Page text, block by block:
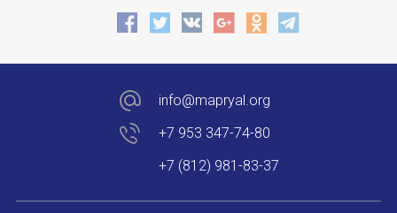
Международный образовательно-
Форум в Гаване «Русская литература в
Мобильное приложение TORFL GO
БИБЛИОТЕКА МАПРЯЛ
+7 953 347-74-80
info@mapryal.org
+7 953 347-74-80
+7 (812) 981-83-37